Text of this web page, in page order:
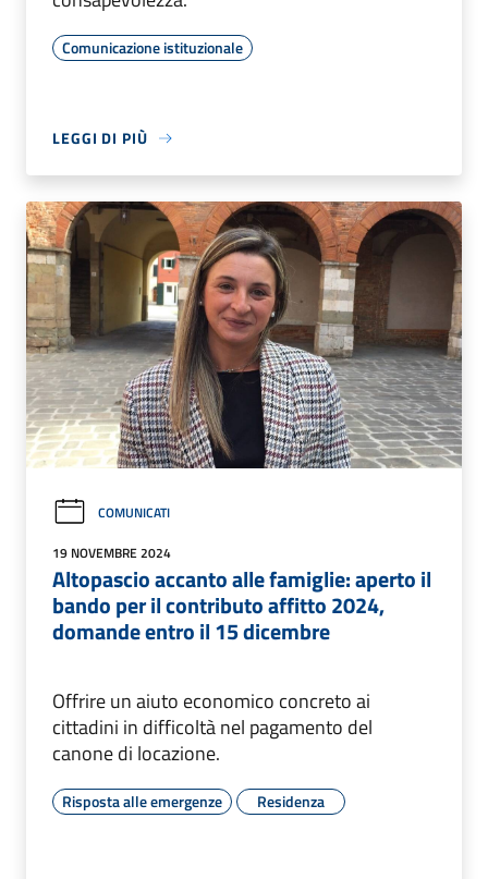
Comunicazione istituzionale
LEGGI DI PIÙ
COMUNICATI
19 NOVEMBRE 2024
Altopascio accanto alle famiglie: aperto il
bando per il contributo affitto 2024,
domande entro il 15 dicembre
Offrire un aiuto economico concreto ai
cittadini in difficoltà nel pagamento del
canone di locazione.
Risposta alle emergenze Residenza